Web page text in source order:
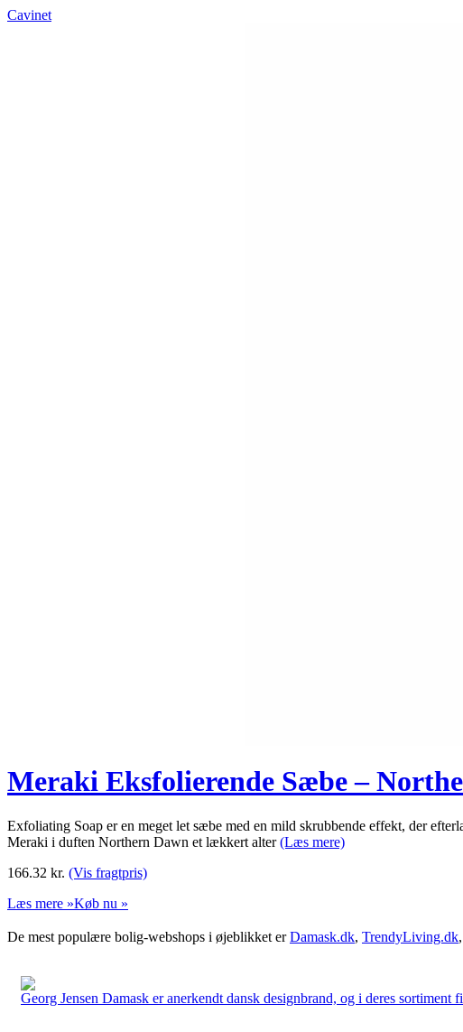
Cavinet
Meraki Eksfolierende Sæbe –
Exfoliating Soap er en meget let sæbe med en mild skrubbende effekt, der
Meraki i duften Northern Dawn et lækkert alter(Læs mere)
166.32 kr. (Vis fragtpris)
Læs mere »Køb nu »
De mest populære bolig-webshops i øjeblikket erDamask.dk, TrendyLiving.dk,
Georg Jensen Damask er anerkendt dansk designbrand, og i deres